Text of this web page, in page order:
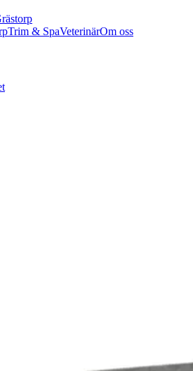
Trim & SpaVeterinärOm oss